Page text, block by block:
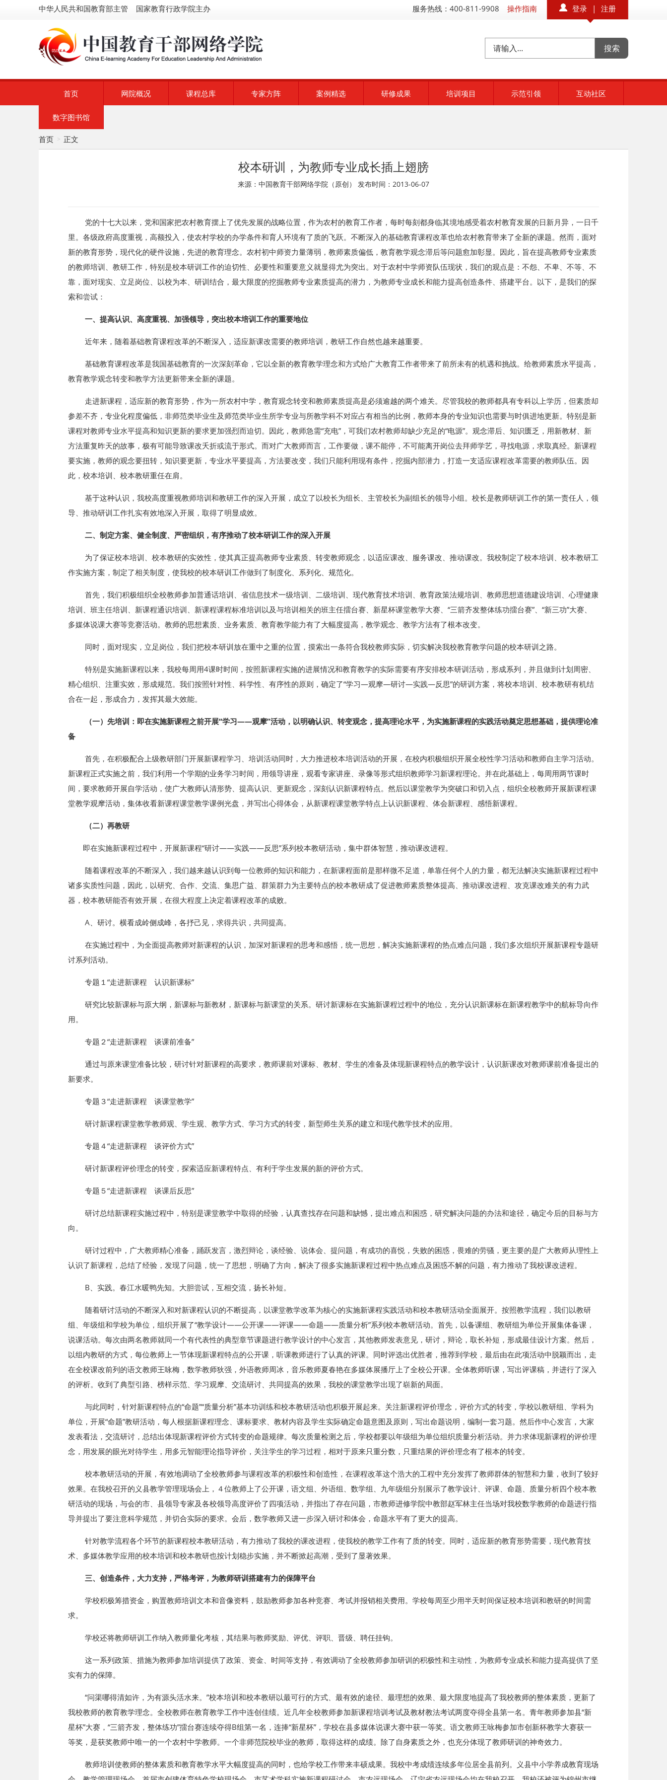
中华人民共和国教育部主管 国家教育行政学院主办 登录 | 注册
服务热线：400-811-9908 操作指南
首页 网院概况 课程总库 专家方阵 案例精选 研修成果 培训项目 示范引领 互动社区
数字图书馆
首页 > 正文
校本研训，为教师专业成长插上翅膀
来源：中国教育干部网络学院（原创） 发布时间：2013-06-07
党的十七大以来，党和国家把农村教育摆上了优先发展的战略位置，作为农村的教育工作者，每时每刻都身临其境地感受着农村教育发展的日新月异，一日千
里。各级政府高度重视，高额投入，使农村学校的办学条件和育人环境有了质的飞跃。不断深入的基础教育课程改革也给农村教育带来了全新的课题。然而，面对
新的教育形势，现代化的硬件设施，先进的教育理念。农村初中师资力量薄弱，教师素质偏低，教育教学观念滞后等问题愈加彰显。因此，旨在提高教师专业素质
的教师培训、教研工作，特别是校本研训工作的迫切性、必要性和重要意义就显得尤为突出。对于农村中学师资队伍现状，我们的观点是：不怨、不卑、不等、不
靠，面对现实、立足岗位、以校为本、研训结合，最大限度的挖掘教师专业素质提高的潜力，为教师专业成长和能力提高创造条件、搭建平台。以下，是我们的探
索和尝试：
一、提高认识、高度重视、加强领导，突出校本培训工作的重要地位
近年来，随着基础教育课程改革的不断深入，适应新课改需要的教师培训，教研工作自然也越来越重要。
基础教育课程改革是我国基础教育的一次深刻革命，它以全新的教育教学理念和方式给广大教育工作者带来了前所未有的机遇和挑战。给教师素质水平提高，
教育教学观念转变和教学方法更新带来全新的课题。
走进新课程，适应新的教育形势，作为一所农村中学，教育观念转变和教师素质提高是必须逾越的两个难关。尽管我校的教师都具有专科以上学历，但素质却
参差不齐，专业化程度偏低，非师范类毕业生及师范类毕业生所学专业与所教学科不对应占有相当的比例，教师本身的专业知识也需要与时俱进地更新。特别是新
课程对教师专业水平提高和知识更新的要求更加强烈而迫切。因此，教师急需“充电”，可我们农村教师却缺少充足的“电源”。观念滞后、知识匮乏，用新教材、新
方法重复昨天的故事，极有可能导致课改夭折或流于形式。而对广大教师而言，工作要做，课不能停，不可能离开岗位去拜师学艺，寻找电源，求取真经。新课程
要实施，教师的观念要扭转，知识要更新，专业水平要提高，方法要改变，我们只能利用现有条件，挖掘内部潜力，打造一支适应课程改革需要的教师队伍。因
此，校本培训、校本教研重任在肩。
基于这种认识，我校高度重视教师培训和教研工作的深入开展，成立了以校长为组长、主管校长为副组长的领导小组。校长是教师研训工作的第一责任人，领
导、推动研训工作扎实有效地深入开展，取得了明显成效。
二、制定方案、健全制度、严密组织，有序推动了校本研训工作的深入开展
为了保证校本培训、校本教研的实效性，使其真正提高教师专业素质、转变教师观念，以适应课改、服务课改、推动课改。我校制定了校本培训、校本教研工
作实施方案，制定了相关制度，使我校的校本研训工作做到了制度化、系列化、规范化。
首先，我们积极组织全校教师参加普通话培训、省信息技术一级培训、二级培训、现代教育技术培训、教育政策法规培训、教师思想道德建设培训、心理健康
培训、班主任培训、新课程通识培训、新课程课程标准培训以及与培训相关的班主任擂台赛、新星杯课堂教学大赛、“三箭齐发整体练功擂台赛”、“新三功”大赛、
多媒体说课大赛等竞赛活动。教师的思想素质、业务素质、教育教学能力有了大幅度提高，教学观念、教学方法有了根本改变。
同时，面对现实，立足岗位，我们把校本研训放在重中之重的位置，摸索出一条符合我校教师实际，切实解决我校教育教学问题的校本研训之路。
特别是实施新课程以来，我校每周用4课时时间，按照新课程实施的进展情况和教育教学的实际需要有序安排校本研训活动，形成系列，并且做到计划周密、
精心组织、注重实效，形成规范。我们按照针对性、科学性、有序性的原则，确定了“学习—观摩—研讨—实践—反思”的研训方案，将校本培训、校本教研有机结
合在一起，形成合力，发挥其最大效能。
（一）先培训：即在实施新课程之前开展“学习——观摩”活动，以明确认识、转变观念，提高理论水平，为实施新课程的实践活动奠定思想基础，提供理论准
备
首先，在积极配合上级教研部门开展新课程学习、培训活动同时，大力推进校本培训活动的开展，在校内积极组织开展全校性学习活动和教师自主学习活动。
新课程正式实施之前，我们利用一个学期的业务学习时间，用领导讲座，观看专家讲座、录像等形式组织教师学习新课程理论。并在此基础上，每周用两节课时
间，要求教师开展自学活动，使广大教师认清形势、提高认识、更新观念，深刻认识新课程特点。然后以课堂教学为突破口和切入点，组织全校教师开展新课程课
堂教学观摩活动，集体收看新课程课堂教学课例光盘，并写出心得体会，从新课程课堂教学特点上认识新课程、体会新课程、感悟新课程。
（二）再教研
即在实施新课程过程中，开展新课程“研讨——实践——反思”系列校本教研活动，集中群体智慧，推动课改进程。
随着课程改革的不断深入，我们越来越认识到每一位教师的知识和能力，在新课程面前是那样微不足道，单靠任何个人的力量，都无法解决实施新课程过程中
诸多实质性问题，因此，以研究、合作、交流、集思广益、群策群力为主要特点的校本教研成了促进教师素质整体提高、推动课改进程、攻克课改难关的有力武
器，校本教研能否有效开展，在很大程度上决定着课程改革的成败。
A、研讨。横看成岭侧成峰，各抒己见，求得共识，共同提高。
在实施过程中，为全面提高教师对新课程的认识，加深对新课程的思考和感悟，统一思想，解决实施新课程的热点难点问题，我们多次组织开展新课程专题研
讨系列活动。
专题１“走进新课程 认识新课标”
研究比较新课标与原大纲，新课标与新教材，新课标与新课堂的关系。研讨新课标在实施新课程过程中的地位，充分认识新课标在新课程教学中的航标导向作
用。
专题２“走进新课程 谈课前准备”
通过与原来课堂准备比较，研讨针对新课程的高要求，教师课前对课标、教材、学生的准备及体现新课程特点的教学设计，认识新课改对教师课前准备提出的
新要求。
专题３“走进新课程 谈课堂教学”
研讨新课程课堂教学教师观、学生观、教学方式、学习方式的转变，新型师生关系的建立和现代教学技术的应用。
专题４“走进新课程 谈评价方式”
研讨新课程评价理念的转变，探索适应新课程特点、有利于学生发展的新的评价方式。
专题５“走进新课程 谈课后反思”
研讨总结新课程实施过程中，特别是课堂教学中取得的经验，认真查找存在问题和缺憾，提出难点和困惑，研究解决问题的办法和途径，确定今后的目标与方
向。
研讨过程中，广大教师精心准备，踊跃发言，激烈辩论，谈经验、说体会、提问题，有成功的喜悦，失败的困惑，畏难的劳骚，更主要的是广大教师从理性上
认识了新课程，总结了经验，发现了问题，统一了思想，明确了方向，解决了很多实施新课程过程中热点难点及困惑不解的问题，有力推动了我校课改进程。
B、实践。春江水暖鸭先知。大胆尝试，互相交流，扬长补短。
随着研讨活动的不断深入和对新课程认识的不断提高，以课堂教学改革为核心的实施新课程实践活动和校本教研活动全面展开。按照教学流程，我们以教研
组、年级组和学校为单位，组织开展了“教学设计——公开课——评课——命题——质量分析”系列校本教研活动。首先，以备课组、教研组为单位开展集体备课，
说课活动。每次由两名教师就同一个有代表性的典型章节课题进行教学设计的中心发言，其他教师发表意见，研讨，辩论，取长补短，形成最佳设计方案。然后，
以组内教研的方式，每位教师上一节体现新课程特点的公开课，听课教师进行了认真的评课。同时评选出优胜者，推荐到学校，最后由在此项活动中脱颖而出，走
在全校课改前列的语文教师王咏梅，数学教师狄强，外语教师周冰，音乐教师夏春艳在多媒体展播厅上了全校公开课。全体教师听课，写出评课稿，并进行了深入
的评析。收到了典型引路、榜样示范、学习观摩、交流研讨、共同提高的效果，我校的课堂教学出现了崭新的局面。
与此同时，针对新课程特点的“命题”“质量分析”基本功训练和校本教研活动也积极开展起来。关注新课程评价理念，评价方式的转变，学校以教研组、学科为
单位，开展“命题”教研活动，每人根据新课程理念、课标要求、教材内容及学生实际确定命题意图及原则，写出命题说明，编制一套习题。然后作中心发言，大家
发表看法，交流研讨，总结出体现新课程评价方式转变的命题规律。每次质量检测之后，学校都要以年级组为单位组织质量分析活动。并力求体现新课程的评价理
念，用发展的眼光对待学生，用多元智能理论指导评价，关注学生的学习过程，相对于原来只重分数，只重结果的评价理念有了根本的转变。
校本教研活动的开展，有效地调动了全校教师参与课程改革的积极性和创造性，在课程改革这个浩大的工程中充分发挥了教师群体的智慧和力量，收到了较好
效果。在我校召开的义县教学管理现场会上，４位教师上了公开课，语文组、外语组、数学组、九年级组分别展示了教学设计、评课、命题、质量分析四个校本教
研活动的现场，与会的市、县领导专家及各校领导高度评价了四项活动，并指出了存在问题，市教师进修学院中教部赵军林主任当场对我校数学教师的命题进行指
导并提出了要注意科学规范，并切合实际的要求。会后，数学教师又进一步深入研讨和体会，命题水平有了更大的提高。
针对教学流程各个环节的新课程校本教研活动，有力推动了我校的课改进程，使我校的教学工作有了质的转变。同时，适应新的教育形势需要，现代教育技
术、多媒体教学应用的校本培训和校本教研也按计划稳步实施，并不断掀起高潮，受到了显著效果。
三、创造条件，大力支持，严格考评，为教师研训搭建有力的保障平台
学校积极筹措资金，购置教师培训文本和音像资料，鼓励教师参加各种竞赛、考试并报销相关费用。学校每周至少用半天时间保证校本培训和教研的时间需
求。
学校还将教师研训工作纳入教师量化考核，其结果与教师奖励、评优、评职、晋级、聘任挂钩。
这一系列政策、措施为教师参加培训提供了政策、资金、时间等支持，有效调动了全校教师参加研训的积极性和主动性，为教师专业成长和能力提高提供了坚
实有力的保障。
“问渠哪得清如许，为有源头活水来。”校本培训和校本教研以最可行的方式、最有效的途径、最理想的效果、最大限度地提高了我校教师的整体素质，更新了
我校教师的教育教学理念。全校教师在教育教学工作中连创佳绩。近几年全校教师参加新课程培训考试及教材教法考试两度夺得全县第一名。青年教师参加县“新
星杯”大赛，“三箭齐发，整体练功”擂台赛连续夺得B组第一名，连捧“新星杯”，学校在县多媒体说课大赛中获一等奖。语文教师王咏梅参加市创新杯教学大赛获一
等奖，是获奖教师中唯一的一个农村中学教师。一个非师范院校毕业的教师，取得这样的成绩。除了自身素质之外，也充分体现了教师研训的神奇效力。
教师培训使教师的整体素质和教育教学水平大幅度提高的同时，也给学校工作带来丰硕成果。我校中考成绩连续多年位居全县前列。义县中小学养成教育现场